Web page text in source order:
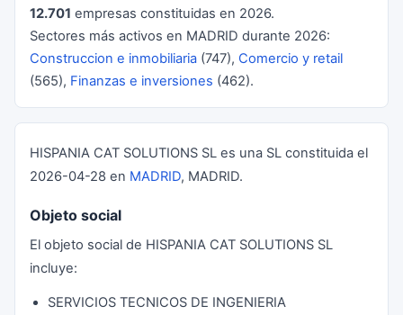
12.701 empresas constituidas en 2026.
Sectores más activos en MADRID durante 2026:
Construccion e inmobiliaria (747), Comercio y retail
(565), Finanzas e inversiones (462).
HISPANIA CAT SOLUTIONS SL es una SL constituida el
2026-04-28 en MADRID, MADRID.
Objeto social
El objeto social de HISPANIA CAT SOLUTIONS SL
incluye:
SERVICIOS TECNICOS DE INGENIERIA